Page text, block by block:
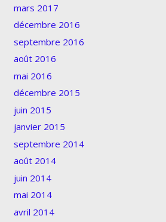
mars 2017
décembre 2016
septembre 2016
août 2016
mai 2016
décembre 2015
juin 2015
janvier 2015
septembre 2014
août 2014
juin 2014
mai 2014
avril 2014